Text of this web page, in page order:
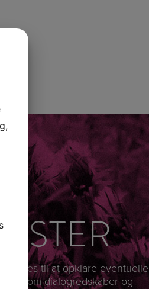
bruges til at opklare eventuelle
som dialogredskaber og